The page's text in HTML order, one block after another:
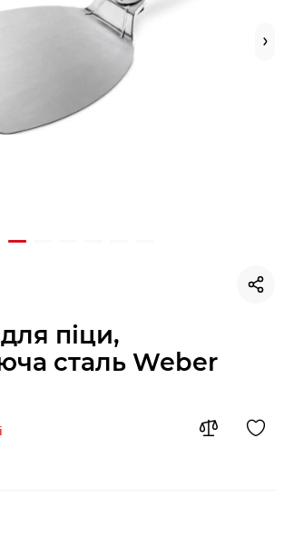
піци,
сталь Weber